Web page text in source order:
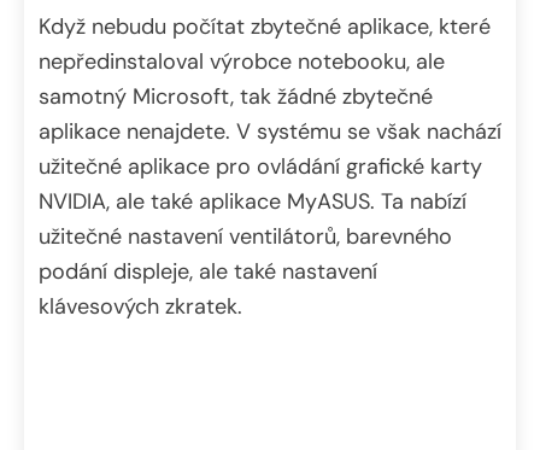
Když nebudu počítat zbytečné aplikace, které
nepředinstaloval výrobce notebooku, ale
samotný Microsoft, tak žádné zbytečné
aplikace nenajdete. V systému se však nachází
užitečné aplikace pro ovládání grafické karty
NVIDIA, ale také aplikace MyASUS. Ta nabízí
užitečné nastavení ventilátorů, barevného
podání displeje, ale také nastavení
klávesových zkratek.